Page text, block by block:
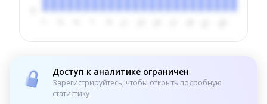
Доступ к аналитике ограничен
Зарегистрируйтесь, чтобы открыть подробную
статистику